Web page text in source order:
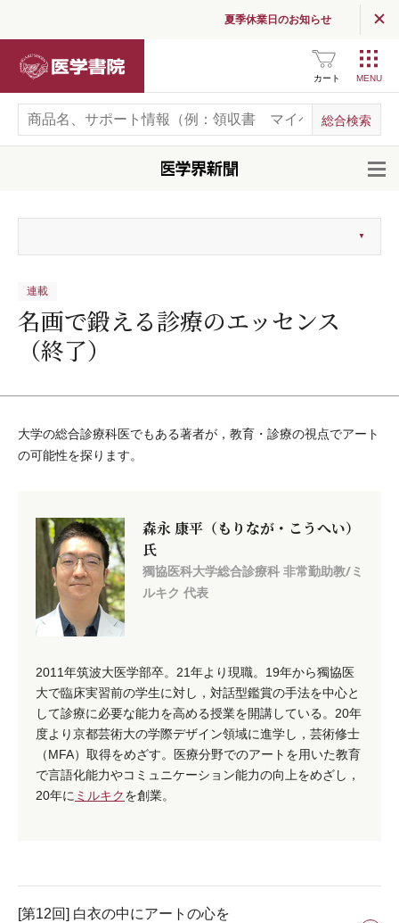
夏季休業日のお知らせ
カート
連載
名画で鍛える診療のエッセンス
（終了）
大学の総合診療科医でもある著者が，教育・診療の視点でアート
の可能性を探ります。
森永 康平（もりなが・こうへい）
氏
獨協医科大学総合診療科 非常勤助教/ミ
ルキク 代表
2011年筑波大医学部卒。21年より現職。19年から獨協医
大で臨床実習前の学生に対し，対話型鑑賞の手法を中心と
して診療に必要な能力を高める授業を開講している。20年
度より京都芸術大の学際デザイン領域に進学し，芸術修士
（MFA）取得をめざす。医療分野でのアートを用いた教育
で言語化能力やコミュニケーション能力の向上をめざし，
20年に ミルキクを創業。
[第12回] 白衣の中にアートの心を